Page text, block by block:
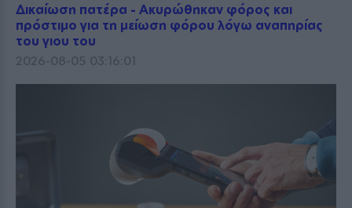
Δικαίωση πατέρα - Ακυρώθηκαν φόρος και
πρόστιμο για τη μείωση φόρου λόγω αναπηρίας
του γιου του
2026-08-05 03:16:01